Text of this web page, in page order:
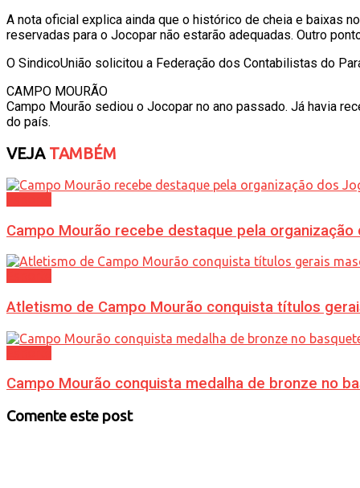
A nota oficial explica ainda que o histórico de cheia e baixas
reservadas para o Jocopar não estarão adequadas. Outro
O SindicoUnião solicitou a Federação dos Contabilistas do
CAMPO MOURÃO
Campo Mourão sediou o Jocopar no ano passado. Já havia
do país.
VEJATAMBÉM
Campo Mourão recebe destaque pela
Atletismo de Campo Mourão conquista títulos
Campo Mourão conquista medalha de bronze no
Comente este post